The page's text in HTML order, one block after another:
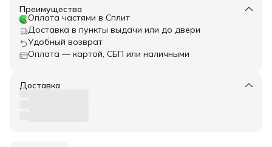
Преимущества
Оплата частями в Сплит
Доставка в пункты выдачи или до двери
Удобный возврат
Оплата — картой, СБП или наличными
Доставка